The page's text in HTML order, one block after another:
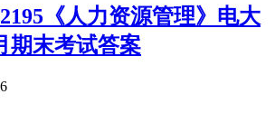
《人力资源管理》电大
期末考试答案